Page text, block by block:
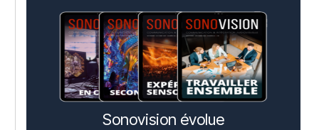
Sonovision évolue